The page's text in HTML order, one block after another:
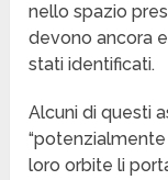
nello spazio
devono ancora
stati identificati.
Alcuni di questi
“potenzialmente
loro orbite li